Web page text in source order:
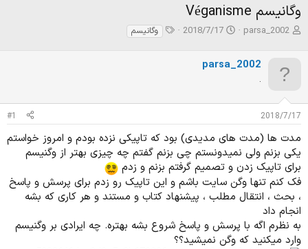
وگانیسم Véganisme
ش
ع
ن
د
م
و
ض
و
parsa_2002
ت
ی
ر
2018/7/17
ت وگانیسم
parsa_2002
.
2018/7/17
#1
مدت ها (مدت های مدیدی) بود که تاپیکی نزده بودم و امروز خواستم
یکی بزنم ولی نمیدونستم چی بزنم گفتم چه چیزی بهتر از وگنیسم
برای تاپیک زدن و تصمیم گرفتم بزنم و زدم
فک کنم تنها وگن سایت باشم و این تاپیک رو زدم برای پرسش و پاسخ
، بحث ، انتقال مطلب ، پیشنهاد کتاب و مستند و هر کاری که بشه
انجام داد
به نظرم اگه با پرسش و پاسخ شروع بشه بهتره. چه ایرادی بر وگنیسم
وارد میکنید که وگن نمیشید؟؟